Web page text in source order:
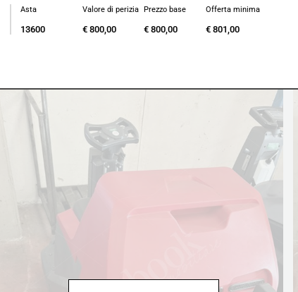
Asta
13600
Valore di perizia
€ 800,00
Prezzo base
€ 800,00
Offerta minima
€ 801,00